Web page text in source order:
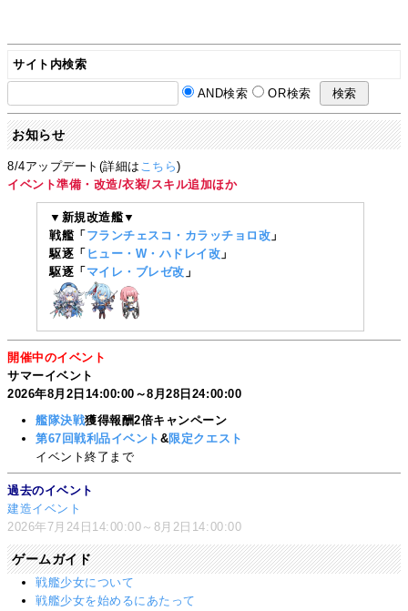
サイト内検索
AND検索 OR検索
お知らせ
8/4アップデート(詳細は こちら)
イベント準備・改造/衣装/スキル追加ほか
▼新規改造艦▼
戦艦「 フランチェスコ・カラッチョロ改 」
駆逐「 ヒュー・W・ハドレイ改 」
駆逐「 マイレ・ブレゼ改 」
開催中のイベント
サマーイベント
2026年8月2日14:00:00～8月28日24:00:00
艦隊決戦獲得報酬2倍キャンペーン
第67回戦利品イベント &限定クエスト
イベント終了まで
過去のイベント
建造イベント
2026年7月24日14:00:00～8月2日14:00:00
ゲームガイド
戦艦少女について
戦艦少女を始めるにあたって